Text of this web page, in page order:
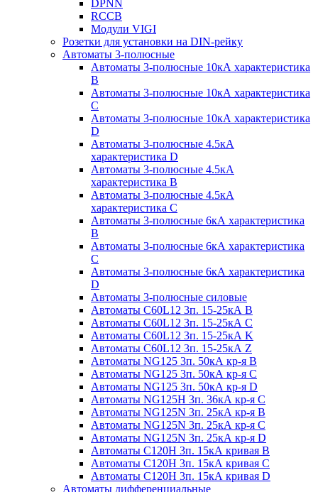
DPNN
RCCB
Модули VIGI
Розетки для установки на DIN-рейку
Автоматы 3-полюсные
Автоматы 3-полюсные 10кА характеристика
B
Автоматы 3-полюсные 10кА характеристика
C
Автоматы 3-полюсные 10кА характеристика
D
Автоматы 3-полюсные 4.5кА
характеристика D
Автоматы 3-полюсные 4.5кА
характеристика В
Автоматы 3-полюсные 4.5кА
характеристика С
Автоматы 3-полюсные 6кА характеристика
B
Автоматы 3-полюсные 6кА характеристика
C
Автоматы 3-полюсные 6кА характеристика
D
Автоматы 3-полюсные силовые
Автоматы C60L12 3п. 15-25кА B
Автоматы C60L12 3п. 15-25кА C
Автоматы C60L12 3п. 15-25кА K
Автоматы C60L12 3п. 15-25кА Z
Автоматы NG125 3п. 50кА кр-я B
Автоматы NG125 3п. 50кА кр-я C
Автоматы NG125 3п. 50кА кр-я D
Автоматы NG125H 3п. 36кА кр-я C
Автоматы NG125N 3п. 25кА кр-я B
Автоматы NG125N 3п. 25кА кр-я C
Автоматы NG125N 3п. 25кА кр-я D
Автоматы С120Н 3п. 15кА кривая B
Автоматы С120Н 3п. 15кА кривая C
Автоматы С120Н 3п. 15кА кривая D
Автоматы дифференциальные